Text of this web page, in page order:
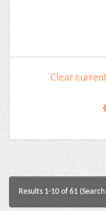
Clear
Results 1-10 of 61